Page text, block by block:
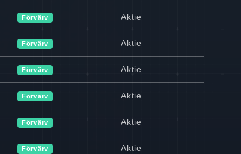
Förvärv Aktie
Förvärv Aktie
Förvärv Aktie
Förvärv Aktie
Förvärv Aktie
Förvärv Aktie